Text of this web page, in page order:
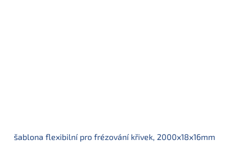
šablona flexibilní pro frézování křivek, 2000x18x16mm